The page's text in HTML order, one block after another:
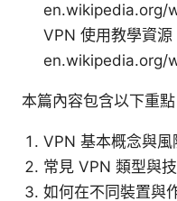
en.wikipedia.org/
VPN 使用教學資源
en.wikipedia.org/
本篇內容包含以下重點
VPN 基本概念與風
常見 VPN 類型與
如何在不同裝置與